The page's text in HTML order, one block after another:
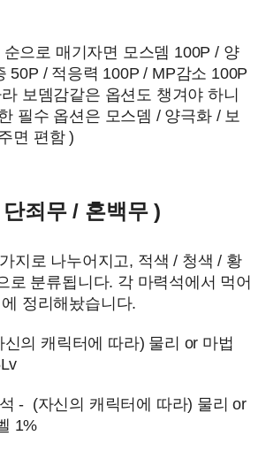
으로 매기자면 모스뎀 100P / 양
50P / 적응력 100P / MP감소 100P
보뎀감같은 옵션도 챙겨야 하니
필수 옵션은 모스뎀 / 양극화 / 보
면 편함 )
죄무 / 혼백무 )
지로 나누어지고, 적색 / 청색 / 황
로 분류됩니다. 각 마력석에서 먹어
정리해놨습니다.
의 캐릭터에 따라) 물리 or 마법
- (자신의 캐릭터에 따라) 물리 or
1%